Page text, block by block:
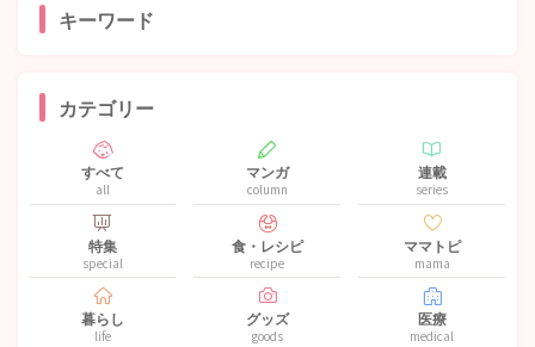
キーワード
カテゴリー
すべて
all
マンガ
column
連載
series
特集
special
食・レシピ
recipe
ママトピ
mama
暮らし
life
グッズ
goods
医療
medical